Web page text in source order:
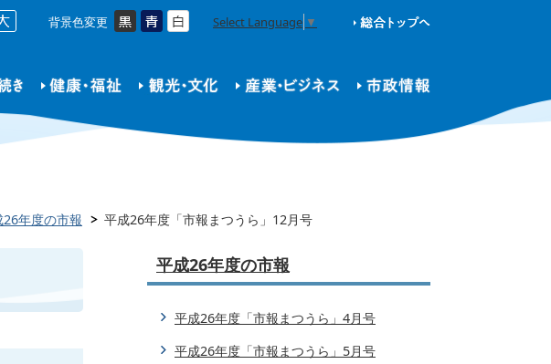
背景色変更 Select Language ▼
26年度の市報 平成26年度「市報まつうら」12月号
平成26年度の市報
平成26年度「市報まつうら」4月号
平成26年度「市報まつうら」5月号